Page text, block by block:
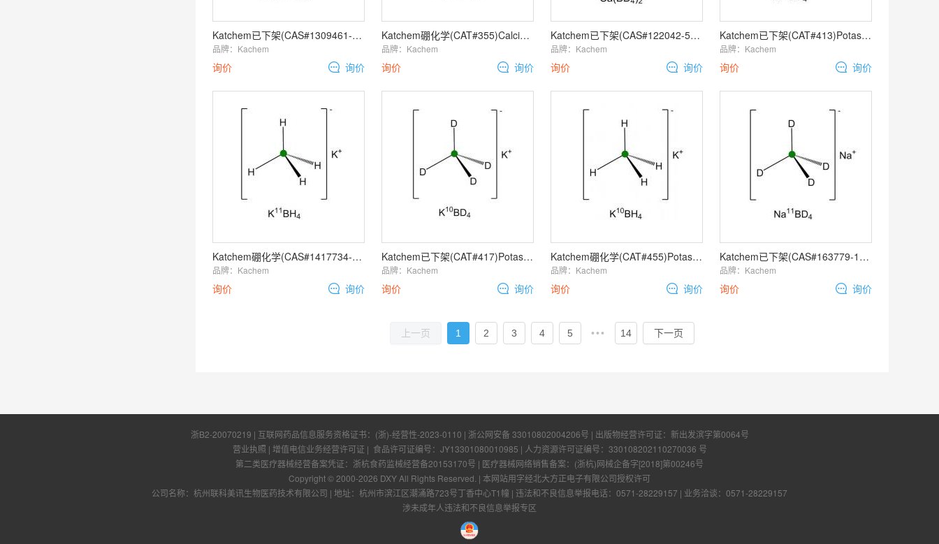
Katchem已下架(CAS#1309461-44-6, CAT#220)Calcium
品牌： Kachem
询价 询价
Katchem硼化学(CAT#355)Calcium borohydride 11B
品牌： Kachem
询价 询价
Katchem已下架(CAS#122042-59-5, CAT#508)Calcium
品牌： Kachem
询价 询价
Katchem已下架(CAT#413)Potassium borodeuteride 11B
品牌： Kachem
询价 询价
Katchem硼化学(CAS#1417734-35-0, CAT#447)Potassium
品牌： Kachem
询价 询价
Katchem已下架(CAT#417)Potassium borodeuteride 10B
品牌： Kachem
询价 询价
Katchem硼化学(CAT#455)Potassium borohyride 10B
品牌： Kachem
询价 询价
Katchem已下架(CAS#163779-17-7, CAT#397)Sodium
品牌： Kachem
询价 询价
上一页 1 2 3 4 5 ••• 14 下一页
浙B2-20070219 | 互联网药品信息服务资格证书： (浙)-经营性-2023-0110 | 浙公网安备 33010802004206号 | 出版物经营许可证： 新出发滨字第0064号
营业执照 | 增值电信业务经营许可证 | 食品许可证编号： JY13301080010985 | 人力资源许可证编号： 330108202110270036 号
第二类医疗器械经营备案凭证：浙杭食药监械经营备20153170号 | 医疗器械网络销售备案：(浙杭)网械企备字[2018]第00246号
Copyright © 2000-2026 DXY All Rights Reserved. | 本网站用字经北大方正电子有限公司授权许可
公司名称：杭州联科美讯生物医药技术有限公司 | 地址：杭州市滨江区潮涌路723号丁香中心T1幢 | 违法和不良信息举报电话：0571-28229157 | 业务洽谈：0571-28229157
涉未成年人违法和不良信息举报专区